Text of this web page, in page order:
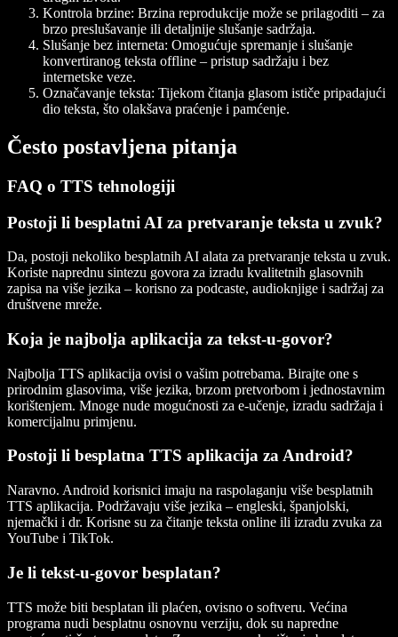
Kontrola brzine: Brzina reprodukcije može se prilagoditi – za
brzo preslušavanje ili detaljnije slušanje sadržaja.
Slušanje bez interneta: Omogućuje spremanje i slušanje
konvertiranog teksta offline – pristup sadržaju i bez
internetske veze.
Označavanje teksta: Tijekom čitanja glasom ističe pripadajući
dio teksta, što olakšava praćenje i pamćenje.
Često postavljena pitanja
FAQ o TTS tehnologiji
Postoji li besplatni AI za pretvaranje teksta u zvuk?
Da, postoji nekoliko besplatnih AI alata za pretvaranje teksta u zvuk.
Koriste naprednu sintezu govora za izradu kvalitetnih glasovnih
zapisa na više jezika – korisno za podcaste, audioknjige i sadržaj za
društvene mreže.
Koja je najbolja aplikacija za tekst-u-govor?
Najbolja TTS aplikacija ovisi o vašim potrebama. Birajte one s
prirodnim glasovima, više jezika, brzom pretvorbom i jednostavnim
korištenjem. Mnoge nude mogućnosti za e-učenje, izradu sadržaja i
komercijalnu primjenu.
Postoji li besplatna TTS aplikacija za Android?
Naravno. Android korisnici imaju na raspolaganju više besplatnih
TTS aplikacija. Podržavaju više jezika – engleski, španjolski,
njemački i dr. Korisne su za čitanje teksta online ili izradu zvuka za
YouTube i TikTok.
Je li tekst-u-govor besplatan?
TTS može biti besplatan ili plaćen, ovisno o softveru. Većina
programa nudi besplatnu osnovnu verziju, dok su napredne